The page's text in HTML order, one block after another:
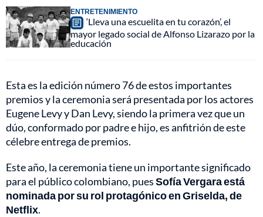
ENTRETENIMIENTO
‘Lleva una escuelita en tu corazón’, el
mayor legado social de Alfonso Lizarazo por la
educación
Esta es la edición número 76 de estos importantes
premios y la ceremonia será presentada por los actores
Eugene Levy y Dan Levy, siendo la primera vez que un
dúo, conformado por padre e hijo, es anfitrión de este
célebre entrega de premios.
Este año, la ceremonia tiene un importante significado
para el público colombiano, puesSofía Vergara está
nominada por su rol protagónico en Griselda, de
Netflix.